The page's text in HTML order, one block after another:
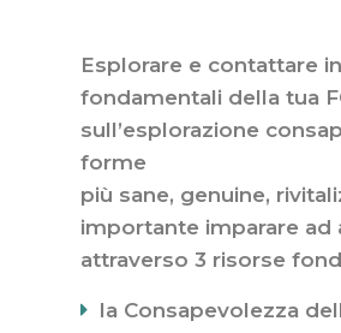
Esplorare e contattare
fondamentali della tua
sull’esplorazione
forme
più sane, genuine,
importante imparare
attraverso 3 risorse
la Consapevolezza